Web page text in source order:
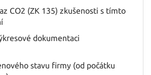
CO2 (ZK 135) zkušenosti s tímto
dokumentaci
stavu firmy (od počátku